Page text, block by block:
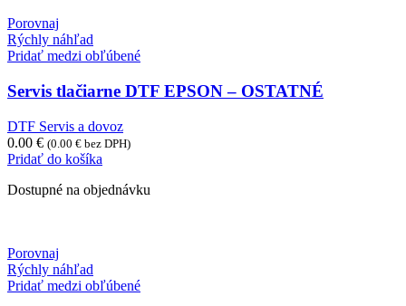
Porovnaj
Rýchly náhľad
Pridať medzi obľúbené
Servis tlačiarne DTF EPSON – OSTATNÉ
DTF Servis a dovoz
0.00 € (0.00 € bez DPH)
Pridať do košíka
Dostupné na objednávku
Porovnaj
Rýchly náhľad
Pridať medzi obľúbené